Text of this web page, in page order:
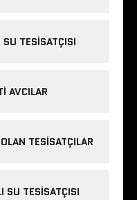
SU TESISATÇISI
AVCILAR
TESISATÇILAR
SU TESISATÇISI